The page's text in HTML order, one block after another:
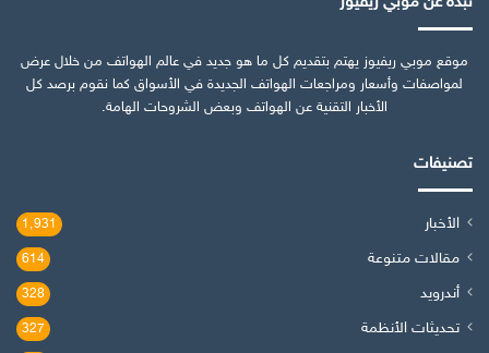
موقع موبي ريفيوز يهتم بتقديم كل ما هو جديد في عالم الهواتف من خلال عرض
لمواصفات وأسعار ومراجعات الهواتف الجديدة في الأسواق كما نقوم برصد كل
الأخبار التقنية عن الهواتف وبعض الشروحات الهامة.
تصنيفات
الأخبار 1٬931
مقالات متنوعة 614
أندرويد 328
تحديثات الأنظمة 327